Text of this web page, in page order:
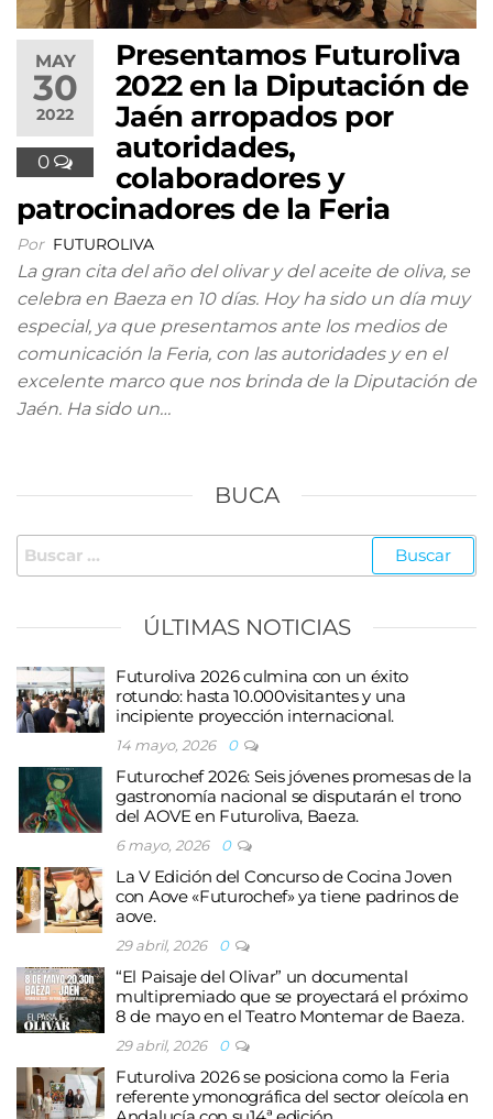
MAY
30
2022
0
Presentamos Futuroliva
2022 en la Diputación de
Jaén arropados por
autoridades,
colaboradores y
patrocinadores de la Feria
Por FUTUROLIVA
La gran cita del año del olivar y del aceite de oliva, se
celebra en Baeza en 10 días. Hoy ha sido un día muy
especial, ya que presentamos ante los medios de
comunicación la Feria, con las autoridades y en el
excelente marco que nos brinda de la Diputación de
Jaén. Ha sido un…
BUCA
Buscar:
ÚLTIMAS NOTICIAS
Futuroliva 2026 culmina con un éxito
rotundo: hasta 10.000visitantes y una
incipiente proyección internacional.
14 mayo, 2026 0
Futurochef 2026: Seis jóvenes promesas de la
gastronomía nacional se disputarán el trono
del AOVE en Futuroliva, Baeza.
6 mayo, 2026 0
La V Edición del Concurso de Cocina Joven
con Aove «Futurochef» ya tiene padrinos de
aove.
29 abril, 2026 0
“El Paisaje del Olivar” un documental
multipremiado que se proyectará el próximo
8 de mayo en el Teatro Montemar de Baeza.
29 abril, 2026 0
Futuroliva 2026 se posiciona como la Feria
referente ymonográfica del sector oleícola en